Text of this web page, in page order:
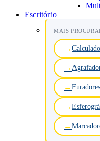
Escritório
MAIS